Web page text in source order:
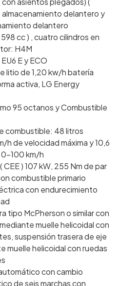
almacenamiento delantero y
delantero
cc ) , cuatro cilindros en
H4M
E y ECO
litio de 1,20 kw/h batería
activa, LG Energy
95 octanos y Combustible
combustible: 48 litros
h de velocidad máxima y 10,6
100 km/h
) 107 kW, 255 Nm de par
combustible primario
con endurecimiento
tipo McPherson o similar con
muelle helicoidal con
suspensión trasera de eje
muelle helicoidal con ruedas
con cambio
de seis marchas con